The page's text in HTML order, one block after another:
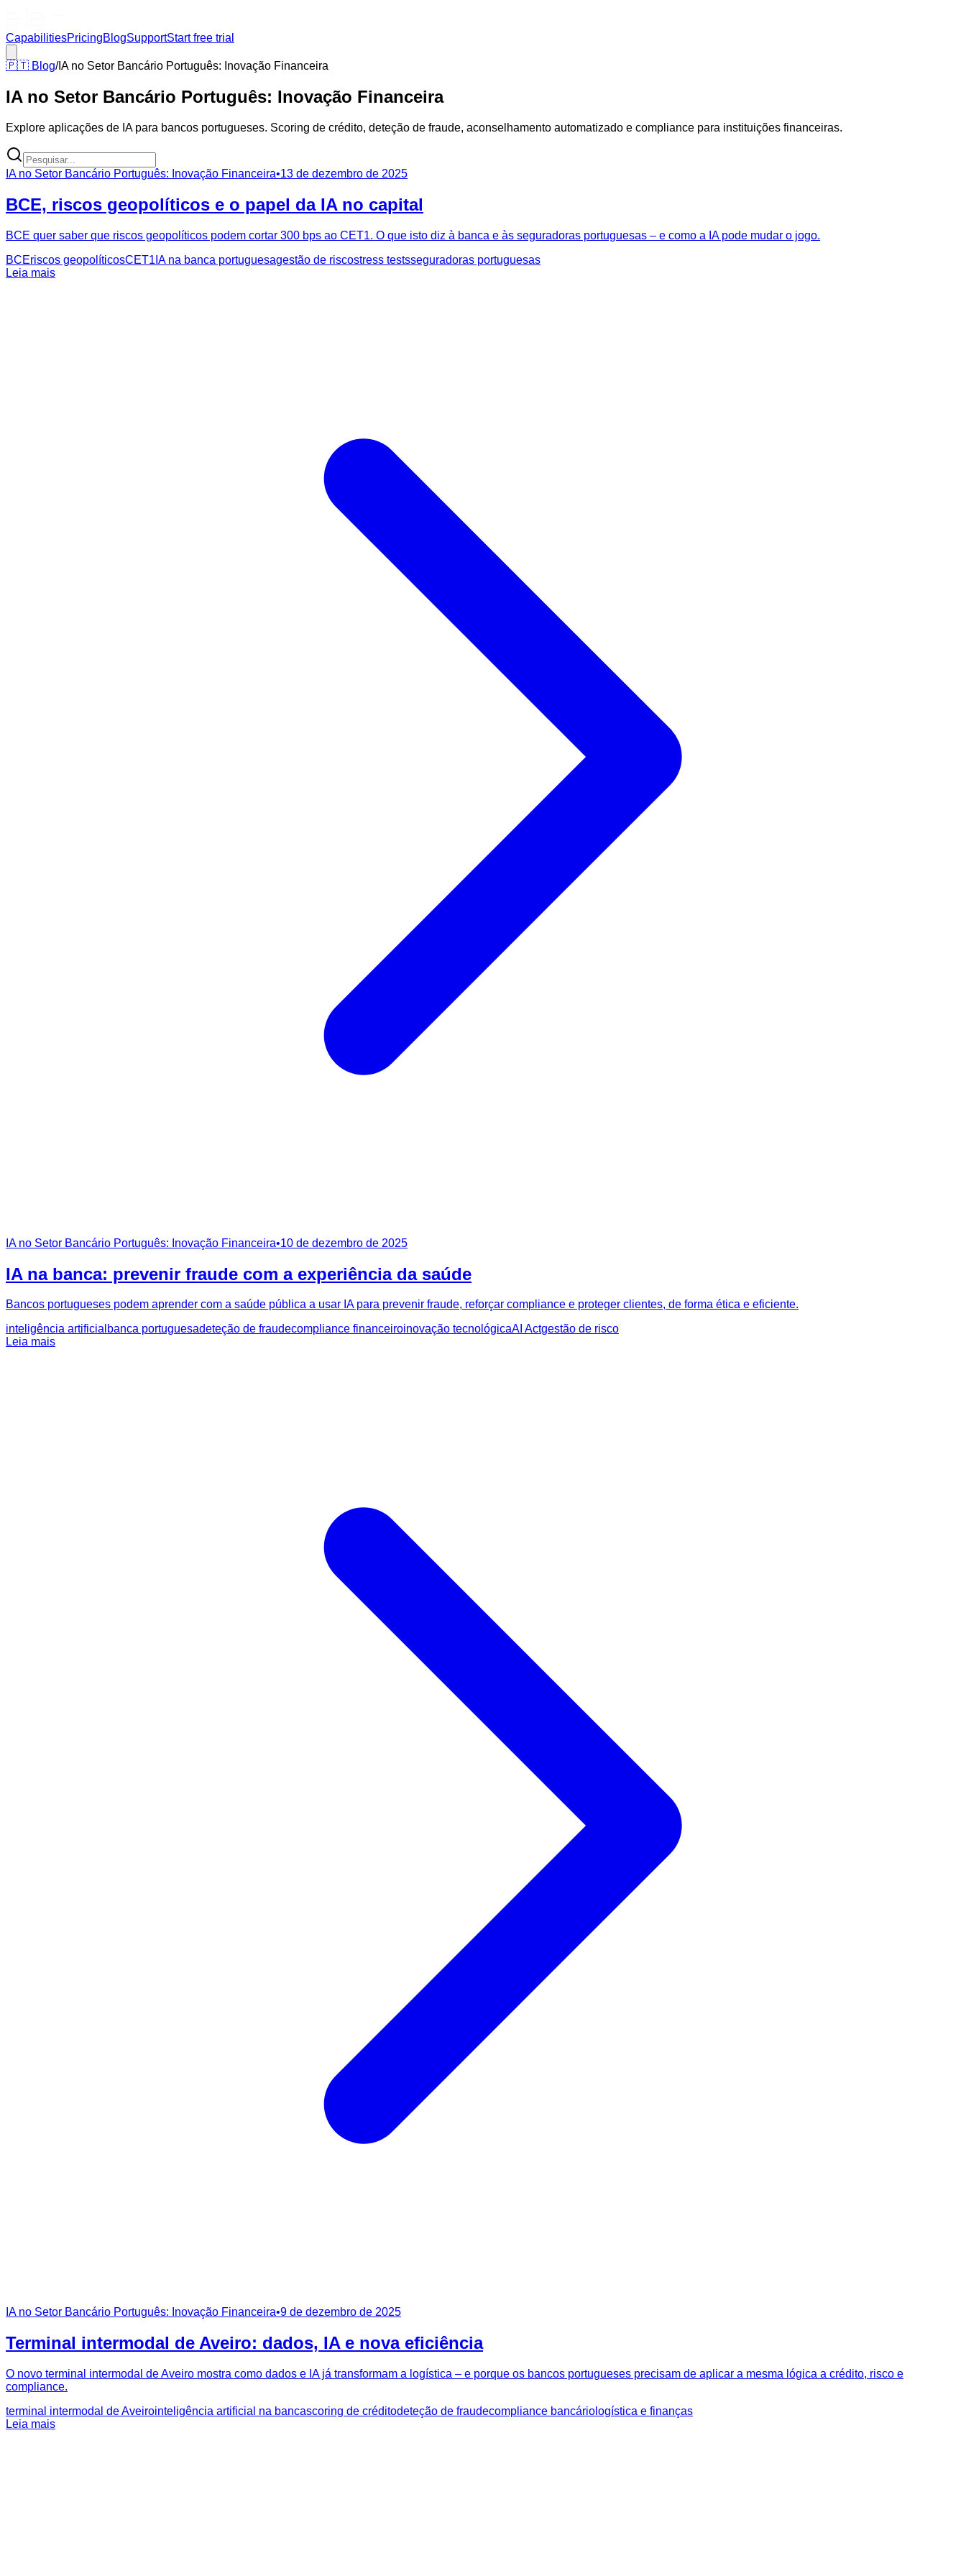
CapabilitiesPricingBlogSupportStart free trial
🇵🇹 Blog/IA no Setor Bancário Português: Inovação Financeira
IA no Setor Bancário Português: Inovação Financeira
Explore aplicações de IA para bancos portugueses. Scoring de crédito, deteção de fraude, aconselhamento automatizado e compliance para instituições financeiras.
IA no Setor Bancário Português: Inovação Financeira•13 de dezembro de 2025
BCE, riscos geopolíticos e o papel da IA no capital
BCE quer saber que riscos geopolíticos podem cortar 300 bps ao CET1. O que isto diz à banca e às seguradoras portuguesas – e como a IA pode mudar o jogo.
BCEriscos geopolíticosCET1 IA na banca portuguesagestão de riscostress testsseguradoras portuguesas
Leia mais
IA no Setor Bancário Português: Inovação Financeira•10 de dezembro de 2025
IA na banca: prevenir fraude com a experiência da saúde
Bancos portugueses podem aprender com a saúde pública a usar IA para prevenir fraude, reforçar compliance e proteger clientes, de forma ética e eficiente.
inteligência artificial banca portuguesadeteção de fraudecompliance financeiroinovação tecnológicaAI Actgestão de risco
Leia mais
IA no Setor Bancário Português: Inovação Financeira•9 de dezembro de 2025
Terminal intermodal de Aveiro: dados, IA e nova eficiência
O novo terminal intermodal de Aveiro mostra como dados e IA já transformam a logística – e porque os bancos portugueses precisam de aplicar a mesma lógica a crédito, risco e
compliance.
terminal intermodal de Aveirointeligência artificial na bancascoring de créditodeteção de fraudecompliance bancário logística e finanças
Leia mais